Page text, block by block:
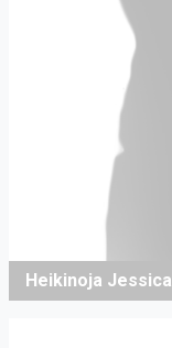
Heikinoja Jessica